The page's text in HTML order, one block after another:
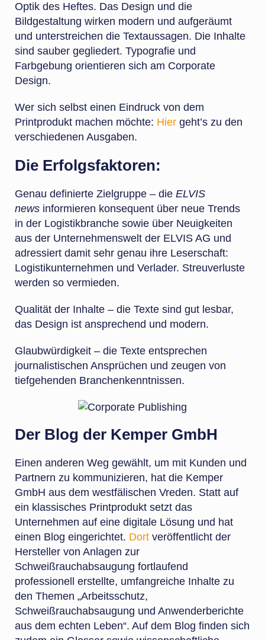
Optik des Heftes. Das Design und die
Bildgestaltung wirken modern und aufgeräumt
und unterstreichen die Textaussagen. Die Inhalte
sind sauber gegliedert. Typografie und
Farbgebung orientieren sich am Corporate
Design.
Wer sich selbst einen Eindruck von dem
Printprodukt machen möchte: Hiergeht’s zu den
verschiedenen Ausgaben.
Die Erfolgsfaktoren:
Genau definierte Zielgruppe – die ELVIS
newsinformieren konsequent über neue Trends
in der Logistikbranche sowie über Neuigkeiten
aus der Unternehmenswelt der ELVIS AG und
adressiert damit sehr genau ihre Leserschaft:
Logistikunternehmen und Verlader. Streuverluste
werden so vermieden.
Qualität der Inhalte – die Texte sind gut lesbar,
das Design ist ansprechend und modern.
Glaubwürdigkeit – die Texte entsprechen
journalistischen Ansprüchen und zeugen von
tiefgehenden Branchenkenntnissen.
Der Blog der Kemper GmbH
Einen anderen Weg gewählt, um mit Kunden und
Partnern zu kommunizieren, hat die Kemper
GmbH aus dem westfälischen Vreden. Statt auf
ein klassisches Printprodukt setzt das
Unternehmen auf eine digitale Lösung und hat
einen Blog eingerichtet. Dortveröffentlicht der
Hersteller von Anlagen zur
Schweißrauchabsaugung fortlaufend
professionell erstellte, umfangreiche Inhalte zu
den Themen „Arbeitsschutz,
Schweißrauchabsaugung und Anwenderberichte
aus dem echten Leben“. Auf dem Blog finden sich